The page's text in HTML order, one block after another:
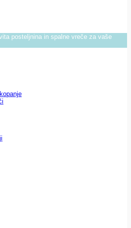
posteljnina in spalne vreče za vaše